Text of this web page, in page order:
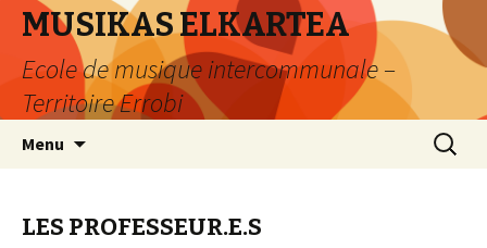
MUSIKAS ELKARTEA
Ecole de musique intercommunale –
Territoire Errobi
Menu
LES PROFESSEUR.E.S